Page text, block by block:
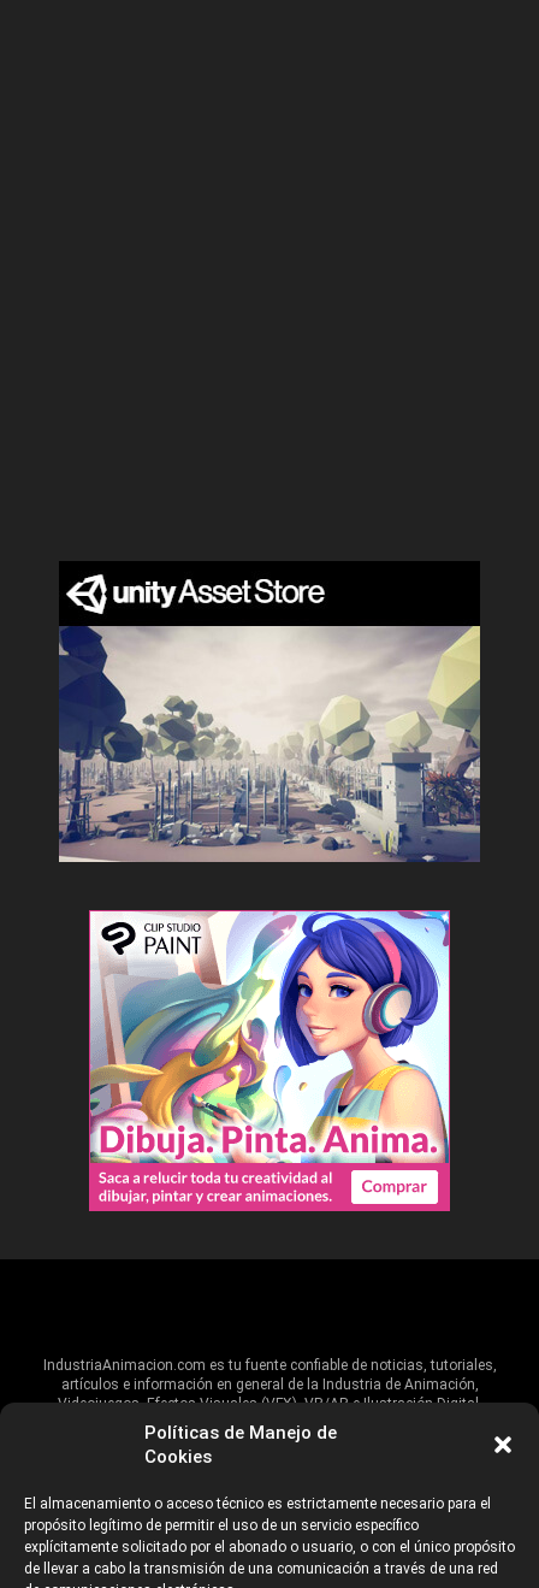
Políticas de Manejo de
Cookies
El almacenamiento o acceso técnico es estrictamente necesario para el
propósito legítimo de permitir el uso de un servicio específico
explícitamente solicitado por el abonado o usuario, o con el único propósito
de llevar a cabo la transmisión de una comunicación a través de una red
IndustriaAnimacion.com es tu fuente confiable de noticias, tutoriales,
artículos e información en general de la Industria de Animación,
Videojuegos, Efectos Visuales (VFX), VR/AR e Ilustración Digital.
Hablamos de estas industrias y su alcance global, pero damos un énfasis
especial al talento, estudios, escuelas, eventos y organizaciones que
ANUNCIANTES AVISO DE PRIVACIDAD